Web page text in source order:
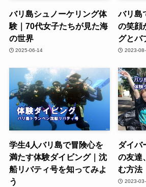
バリ島シュノーケリング体
験｜70代女子たちが見た海
の世界
2025-06-14
バリ島
の笑顔
グとバ
2023-
学生4人バリ島で冒険心を
満たす体験ダイビング｜沈
船リバティ号を知ってみよ
う
ダイバ
の友達
む方法
2023-